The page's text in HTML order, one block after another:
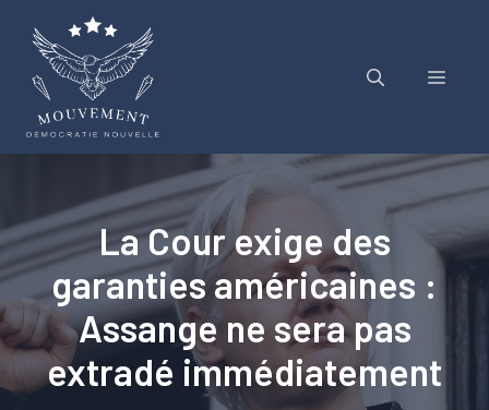
contenu
Menu
La Cour exige des
garanties américaines :
Assange ne sera pas
extradé immédiatement